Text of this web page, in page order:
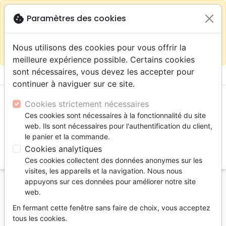
Continuer sur le site France close
warningSelon votre
localisation (États-
sur la boutique La Maison de la Bible Suisse
menu shopping_cart
Accueil Livres
Doctrine
Les Anges
cookie Paramètres des cookies
Nous utilisons des cookies pour vous offrir la
meilleure expérience possible. Certains cookies
sont nécessaires, vous devez les accepter pour
continuer à naviguer sur ce site.
Cookies strictement nécessaires
Ces cookies sont nécessaires à la fonctionnalité du site
web. Ils sont nécessaires pour l'authentification du client,
le panier et la commande.
Cookies analytiques
Ces cookies collectent des données anonymes sur les
visites, les appareils et la navigation. Nous nous
appuyons sur ces données pour améliorer notre site
web.
En fermant cette fenêtre sans faire de choix, vous acceptez
tous les cookies.